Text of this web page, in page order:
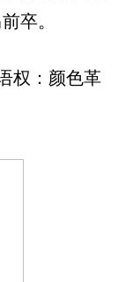
卒。
权：颜色革